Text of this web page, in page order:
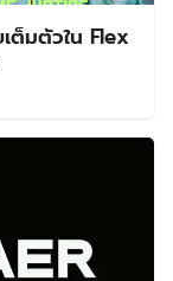
ต็มตัวใน Flex